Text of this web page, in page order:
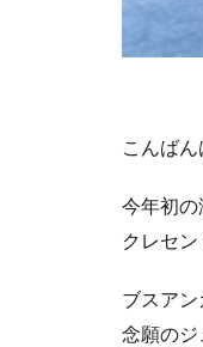
こんば
今年初
クレセ
ブスア
念願のジ